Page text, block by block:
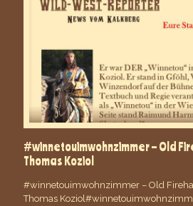
#winnetouimwohnzimmer – Old
Thomas Koziol
#winnetouimwohnzimmer – Old
Thomas